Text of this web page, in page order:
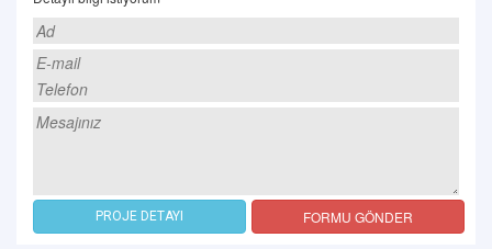
PROJE DETAYI FORMU GÖNDER